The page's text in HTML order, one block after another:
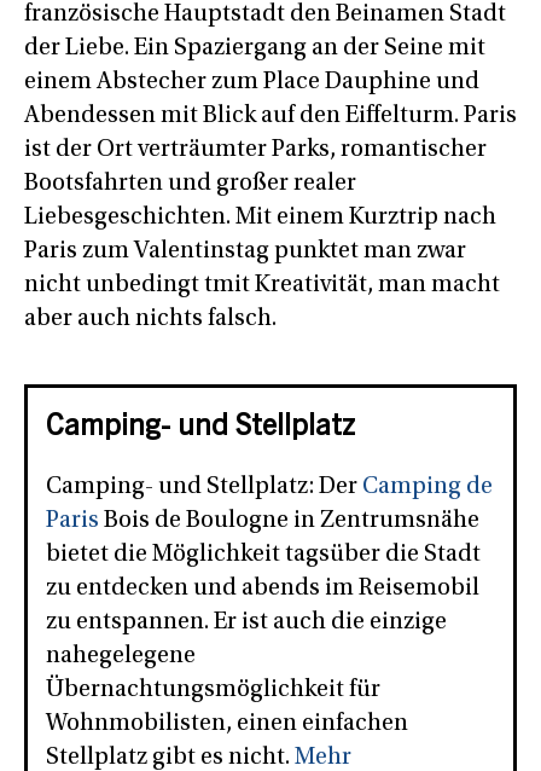
französische Hauptstadt den Beinamen Stadt
der Liebe. Ein Spaziergang an der Seine mit
einem Abstecher zum Place Dauphine und
Abendessen mit Blick auf den Eiffelturm. Paris
ist der Ort verträumter Parks, romantischer
Bootsfahrten und großer realer
Liebesgeschichten. Mit einem Kurztrip nach
Paris zum Valentinstag punktet man zwar
nicht unbedingt tmit Kreativität, man macht
aber auch nichts falsch.
Camping- und Stellplatz
Camping- und Stellplatz: Der Camping de
Paris Bois de Boulogne in Zentrumsnähe
bietet die Möglichkeit tagsüber die Stadt
zu entdecken und abends im Reisemobil
zu entspannen. Er ist auch die einzige
nahegelegene
Übernachtungsmöglichkeit für
Wohnmobilisten, einen einfachen
Stellplatz gibt es nicht. Mehr